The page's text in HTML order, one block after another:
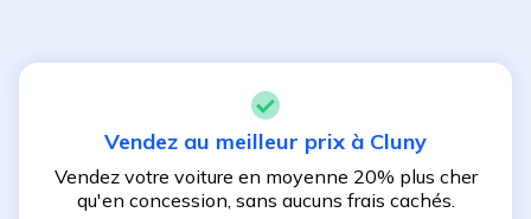
Vendez au meilleur prix à Cluny
Vendez votre voiture en moyenne 20% plus cher
qu'en concession, sans aucuns frais cachés.